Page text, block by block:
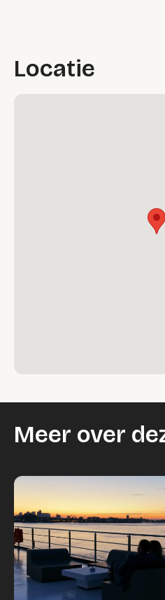
Locatie
Meer over